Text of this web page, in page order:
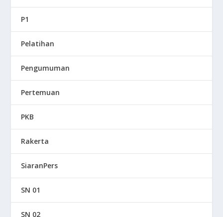
P1
Pelatihan
Pengumuman
Pertemuan
PKB
Rakerta
SiaranPers
SN 01
SN 02